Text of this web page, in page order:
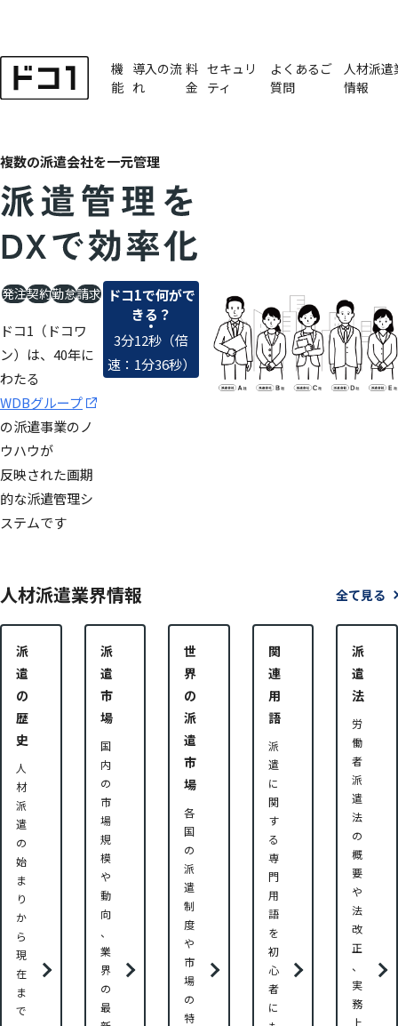
機
能
導入の流
れ
料
金
セキュリ
ティ
よくあるご
質問
人材派遣
情報
複数の派遣会社を一元管理
発注契約勤怠請求
ドコ1（ドコワ
ン）は、40年に
わたる
WDBグループ
の派遣事業のノ
ウハウが
反映された画期
的な派遣管理シ
ステムです
ドコ1で何がで
きる？
3分12秒（倍
速：1分36秒）
人材派遣業界情報 全て見る
派
遣
の
歴
史
人
材
派
遣
の
始
ま
り
か
ら
現
在
ま
で
派
遣
市
場
国
内
の
市
場
規
模
や
動
向
、
業
界
の
最
世
界
の
派
遣
市
場
各
国
の
派
遣
制
度
や
市
場
の
特
関
連
用
語
派
遣
に
関
す
る
専
門
用
語
を
初
心
者
に
派
遣
法
労
働
者
派
遣
法
の
概
要
や
法
改
正
、
実
務
上